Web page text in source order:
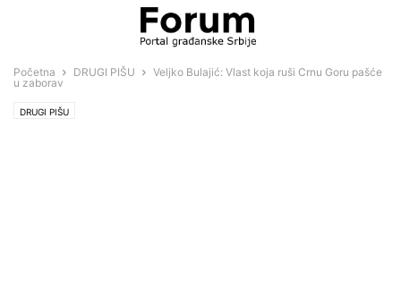
Početna DRUGI PIŠU
Veljko Bulajić: Vlast koja ruši Crnu Goru pašće
u zaborav
DRUGI PIŠU